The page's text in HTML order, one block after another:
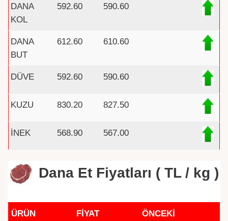
DANA
KOL
592.60 590.60
DANA
BUT
612.60 610.60
DÜVE 592.60 590.60
KUZU 830.20 827.50
İNEK 568.90 567.00
Dana Et Fiyatları ( TL / kg )
ÜRÜN FİYAT ÖNCEKİ